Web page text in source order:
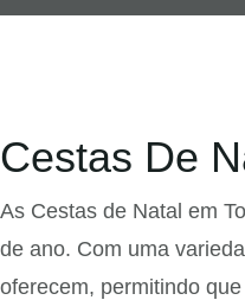
Cestas De
As Cestas de Natal em
de ano. Com uma
oferecem, permitindo